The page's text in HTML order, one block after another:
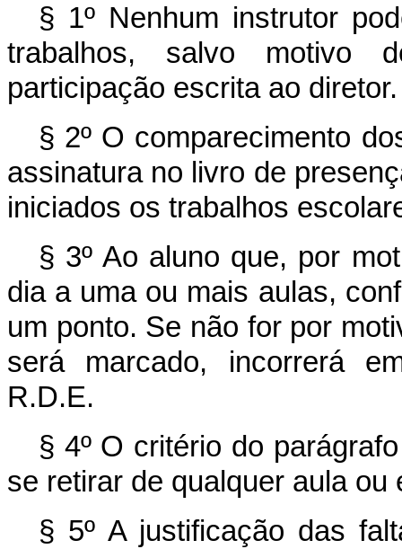
§ 1º Nenhum instrutor
trabalhos, salvo motivo
participação escrita ao diretor.
§ 2º O comparecimento
assinatura no livro de
iniciados os trabalhos
§ 3º Ao aluno que, por
dia a uma ou mais aulas,
um ponto. Se não for por
será marcado, incorrerá
R.D.E.
§ 4º O critério do
se retirar de qualquer aula ou
§ 5º A justificação das